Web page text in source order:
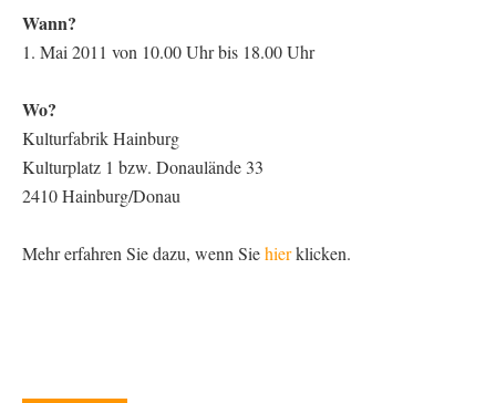
Wann?
1. Mai 2011 von 10.00 Uhr bis 18.00 Uhr
Wo?
Kulturfabrik Hainburg
Kulturplatz 1 bzw. Donaulände 33
2410 Hainburg/Donau
Mehr erfahren Sie dazu, wenn Siehierklicken.